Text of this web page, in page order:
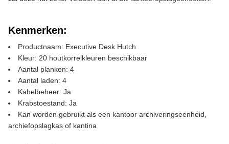
Kenmerken:
Productnaam: Executive Desk Hutch
Kleur: 20 houtkorrelkleuren beschikbaar
Aantal planken: 4
Aantal laden: 4
Kabelbeheer: Ja
Krabstoestand: Ja
Kan worden gebruikt als een kantoor archiveringseenheid,
archiefopslagkas of kantina